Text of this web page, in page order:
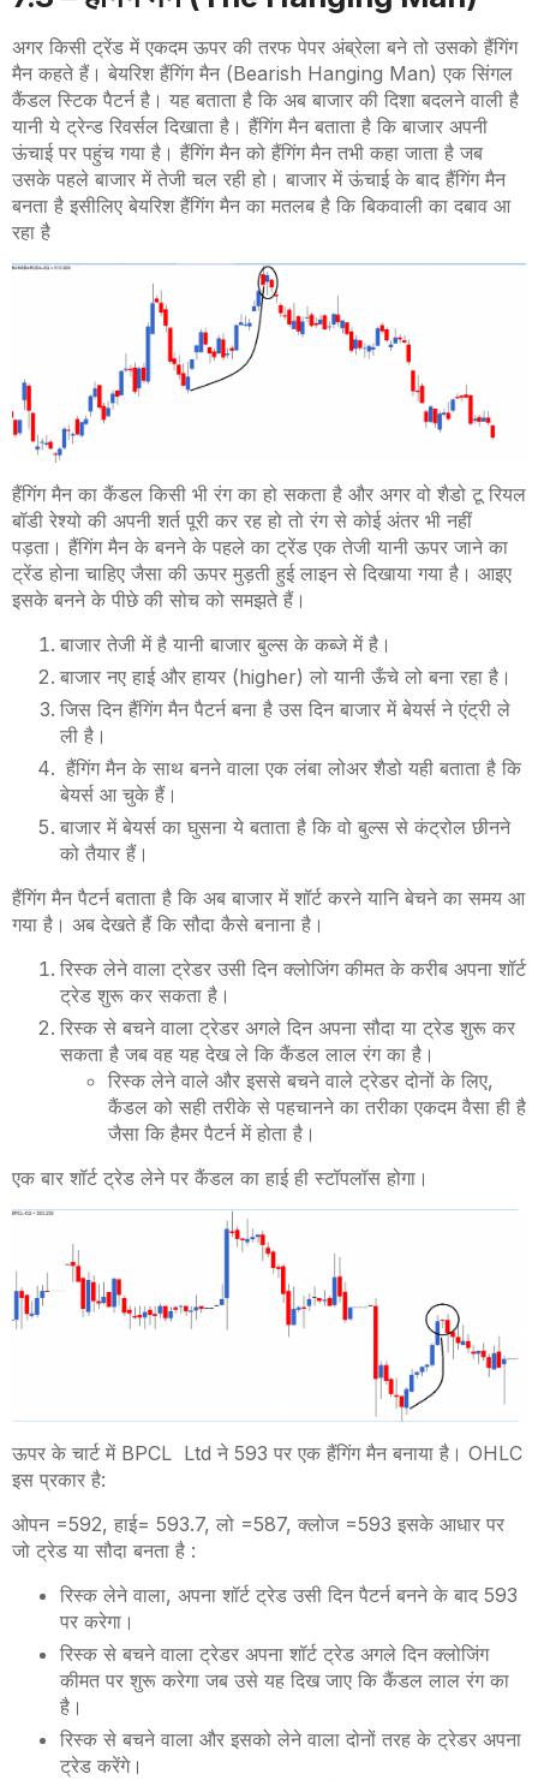
अगर किसी ट्रेंड में एकदम ऊपर की तरफ पेपर अंब्रेला बने तो उसको हैंगिंग
मैन कहते हैं। बेयरिश हैंगिंग मैन(Bearish Hanging Man) एक सिंगल
कैंडल स्टिक पैटर्न है। यह बताता है कि अब बाजार की दिशा बदलने वाली है
यानी ये ट्रेन्ड रिवर्सल दिखाता है। हैंगिंग मैन बताता है कि बाजार अपनी
ऊंचाई पर पहुंच गया है। हैंगिंग मैन को हैंगिंग मैन तभी कहा जाता है जब
उसके पहले बाजार में तेजी चल रही हो। बाजार में ऊंचाई के बाद हैंगिंग मैन
बनता है इसीलिए बेयरिश हैंगिंग मैन का मतलब है कि बिकवाली का दबाव आ
रहा है
हैंगिंग मैन का कैंडल किसी भी रंग का हो सकता है और अगर वो शैडो टू रियल
बॉडी रेश्यो की अपनी शर्त पूरी कर रह हो तो रंग से कोई अंतर भी नहीं
पड़ता। हैंगिंग मैन के बनने के पहले का ट्रेंड एक तेजी यानी ऊपर जाने का
ट्रेंड होना चाहिए जैसा की ऊपर मुड़ती हुई लाइन से दिखाया गया है। आइए
इसके बनने के पीछे की सोच को समझते हैं।
बाजार तेजी में है यानी बाजार बुल्स के कब्जे में है।
बाजार नए हाई और हायर (higher) लो यानी ऊँचे लो बना रहा है।
जिस दिन हैंगिंग मैन पैटर्न बना है उस दिन बाजार में बेयर्स ने एंट्री ले
ली है।
हैंगिंग मैन के साथ बनने वाला एक लंबा लोअर शैडो यही बताता है कि
बेयर्स आ चुके हैं।
बाजार में बेयर्स का घुसना ये बताता है कि वो बुल्स से कंट्रोल छीनने
को तैयार हैं।
हैंगिंग मैन पैटर्न बताता है कि अब बाजार में शॉर्ट करने यानि बेचने का समय आ
गया है। अब देखते हैं कि सौदा कैसे बनाना है।
रिस्क लेने वाला ट्रेडर उसी दिन क्लोजिंग कीमत के करीब अपना शॉर्ट
ट्रेड शुरू कर सकता है।
रिस्क से बचने वाला ट्रेडर अगले दिन अपना सौदा या ट्रेड शुरू कर
सकता है जब वह यह देख ले कि कैंडल लाल रंग का है।
रिस्क लेने वाले और इससे बचने वाले ट्रेडर दोनों के लिए,
कैंडल को सही तरीके से पहचानने का तरीका एकदम वैसा ही है
जैसा कि हैमर पैटर्न में होता है।
एक बार शॉर्ट ट्रेड लेने पर कैंडल का हाई ही स्टॉपलॉस होगा।
ऊपर के चार्ट में BPCL Ltd ने 593 पर एक हैंगिंग मैन बनाया है। OHLC
इस प्रकार है:
ओपन =592, हाई= 593.7, लो =587, क्लोज =593 इसके आधार पर
जो ट्रेड या सौदा बनता है :
रिस्क लेने वाला, अपना शॉर्ट ट्रेड उसी दिन पैटर्न बनने के बाद 593
पर करेगा।
रिस्क से बचने वाला ट्रेडर अपना शॉर्ट ट्रेड अगले दिन क्लोजिंग
कीमत पर शुरू करेगा जब उसे यह दिख जाए कि कैंडल लाल रंग का
है।
रिस्क से बचने वाला और इसको लेने वाला दोनों तरह के ट्रेडर अपना
ट्रेड करेंगे।